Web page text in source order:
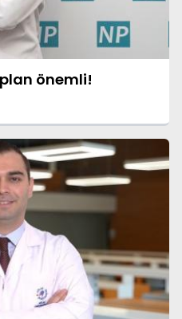
önemli!